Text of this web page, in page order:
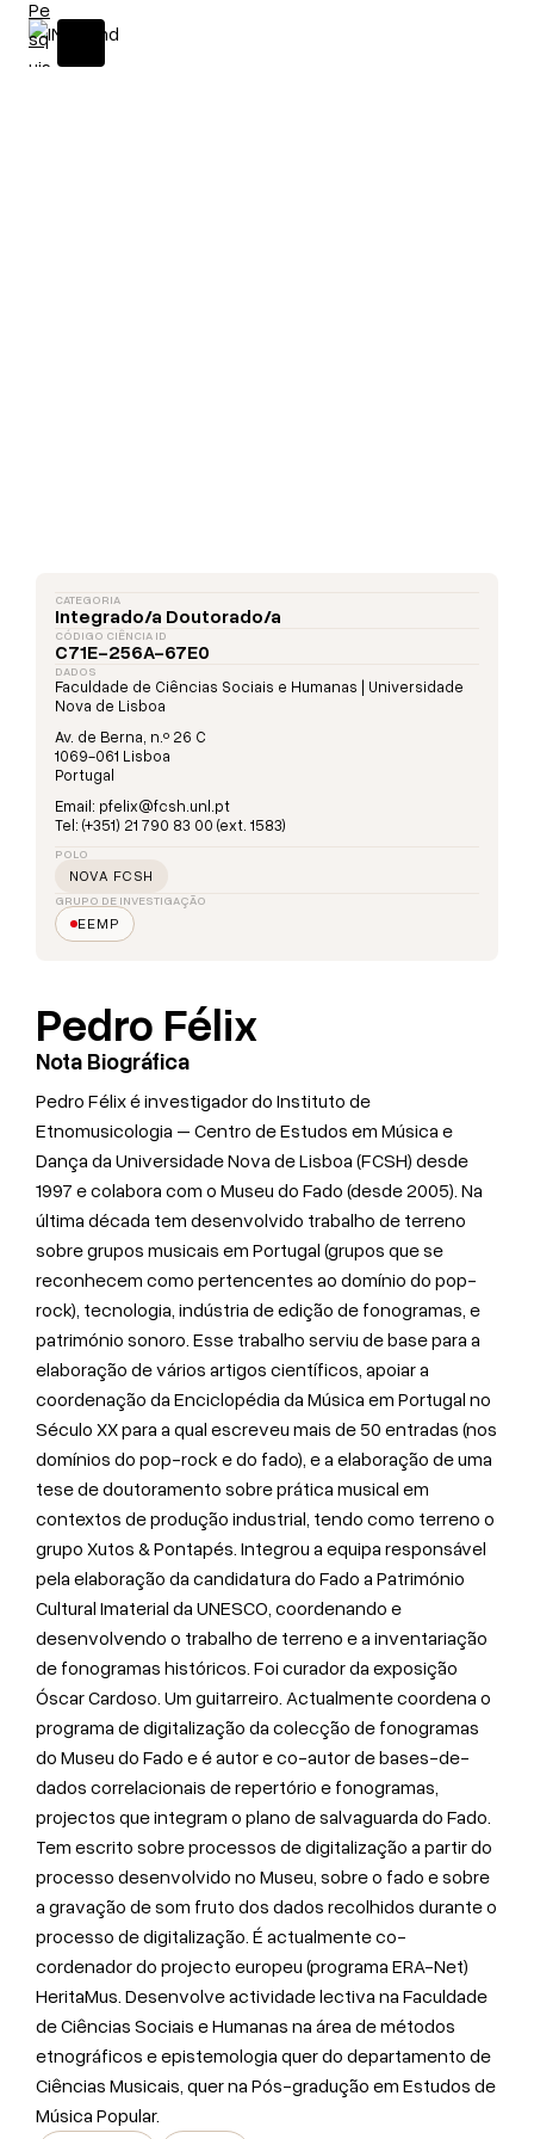
CATEGORIA
Integrado/a Doutorado/a
CÓDIGO CIÊNCIA ID
C71E-256A-67E0
DADOS
Faculdade de Ciências Sociais e Humanas | Universidade
Nova de Lisboa
Av. de Berna, n.º 26 C
1069-061 Lisboa
Portugal
Email: pfelix@fcsh.unl.pt
Tel: (+351) 21 790 83 00 (ext. 1583)
POLO
NOVA FCSH
GRUPO DE INVESTIGAÇÃO
EEMP
Pedro Félix
Nota Biográfica
Pedro Félix é investigador do Instituto de
Etnomusicologia – Centro de Estudos em Música e
Dança da Universidade Nova de Lisboa (FCSH) desde
1997 e colabora com o Museu do Fado (desde 2005). Na
última década tem desenvolvido trabalho de terreno
sobre grupos musicais em Portugal (grupos que se
reconhecem como pertencentes ao domínio do pop-
rock), tecnologia, indústria de edição de fonogramas, e
património sonoro. Esse trabalho serviu de base para a
elaboração de vários artigos científicos, apoiar a
coordenação da Enciclopédia da Música em Portugal no
Século XX para a qual escreveu mais de 50 entradas (nos
domínios do pop-rock e do fado), e a elaboração de uma
tese de doutoramento sobre prática musical em
contextos de produção industrial, tendo como terreno o
grupo Xutos & Pontapés. Integrou a equipa responsável
pela elaboração da candidatura do Fado a Património
Cultural Imaterial da UNESCO, coordenando e
desenvolvendo o trabalho de terreno e a inventariação
de fonogramas históricos. Foi curador da exposição
Óscar Cardoso. Um guitarreiro. Actualmente coordena o
programa de digitalização da colecção de fonogramas
do Museu do Fado e é autor e co-autor de bases-de-
dados correlacionais de repertório e fonogramas,
projectos que integram o plano de salvaguarda do Fado.
Tem escrito sobre processos de digitalização a partir do
processo desenvolvido no Museu, sobre o fado e sobre
a gravação de som fruto dos dados recolhidos durante o
processo de digitalização. É actualmente co-
cordenador do projecto europeu (programa ERA-Net)
HeritaMus. Desenvolve actividade lectiva na Faculdade
de Ciências Sociais e Humanas na área de métodos
etnográficos e epistemologia quer do departamento de
Ciências Musicais, quer na Pós-gradução em Estudos de
Música Popular.